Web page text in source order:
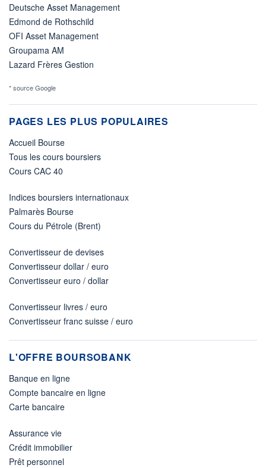
Deutsche Asset Management
Edmond de Rothschild
OFI Asset Management
Groupama AM
Lazard Frères Gestion
* source Google
PAGES LES PLUS POPULAIRES
Accueil Bourse
Tous les cours boursiers
Cours CAC 40
Indices boursiers internationaux
Palmarès Bourse
Cours du Pétrole (Brent)
Convertisseur de devises
Convertisseur dollar / euro
Convertisseur euro / dollar
Convertisseur livres / euro
Convertisseur franc suisse / euro
L'OFFRE BOURSOBANK
Banque en ligne
Compte bancaire en ligne
Carte bancaire
Assurance vie
Crédit immobilier
Prêt personnel